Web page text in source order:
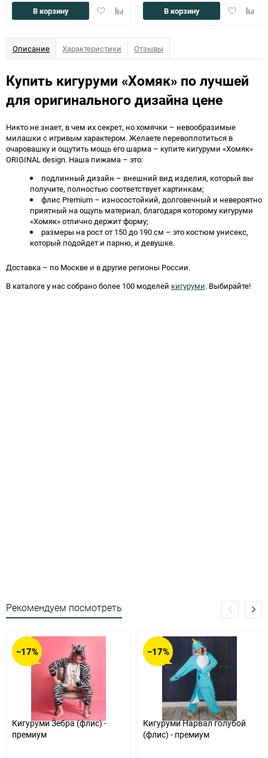
ДобавитьДобавить
В корзину
Добавить
В корзину
Описание Характеристики Отзывы
Купить кигуруми «Хомяк» по лучшей
для оригинального дизайна цене
Никто не знает, в чем их секрет, но хомячки – невообразимые
милашки с игривым характером. Желаете перевоплотиться в
очаровашку и ощутить мощь его шарма – купите кигуруми «Хомяк»
ORIGINAL design. Наша пижама – это:
подлинный дизайн – внешний вид изделия, который вы
получите, полностью соответствует картинкам;
флис Premium – износостойкий, долговечный и невероятно
приятный на ощупь материал, благодаря которому кигуруми
«Хомяк» отлично держит форму;
размеры на рост от 150 до 190 см – это костюм унисекс,
который подойдет и парню, и девушке.
Доставка – по Москве и в другие регионы России.
В каталоге у нас собрано более 100 моделей кигуруми. Выбирайте!
Рекомендуем посмотреть
−17%
Кигуруми Зебра (флис) -
премиум
−17%
Кигуруми Нарвал голубой
(флис) - премиум